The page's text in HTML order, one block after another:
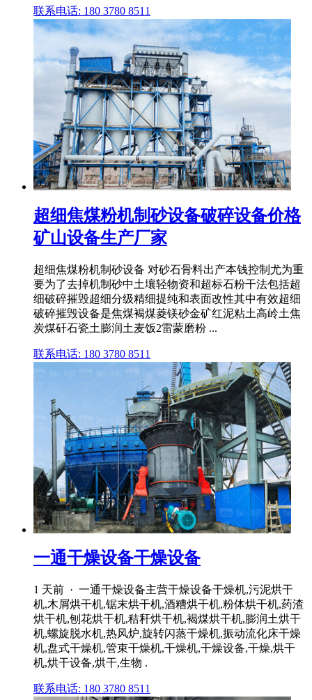
联系电话: 180 3780 8511
超细焦煤粉机制砂设备破碎设备价格
矿山设备生产厂家
超细焦煤粉机制砂设备 对砂石骨料出产本钱控制尤为重
要为了去掉机制砂中土壤轻物资和超标石粉干法包括超
细破碎摧毁超细分级精细提纯和表面改性其中有效超细
破碎摧毁设备是焦煤褐煤菱镁砂金矿红泥粘土高岭土焦
炭煤矸石瓷土膨润土麦饭2雷蒙磨粉 ...
联系电话: 180 3780 8511
一通干燥设备干燥设备
1 天前 · 一通干燥设备主营干燥设备干燥机,污泥烘干
机,木屑烘干机,锯末烘干机,酒糟烘干机,粉体烘干机,药渣
烘干机,刨花烘干机,秸秆烘干机,褐煤烘干机,膨润土烘干
机,螺旋脱水机,热风炉,旋转闪蒸干燥机,振动流化床干燥
机,盘式干燥机,管束干燥机,干燥机,干燥设备,干燥,烘干
机,烘干设备,烘干,生物 .
联系电话: 180 3780 8511